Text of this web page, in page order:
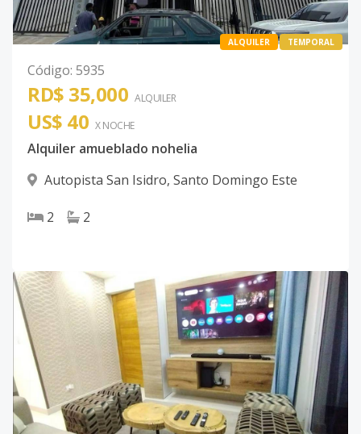
ALQUILER TEMPORAL
Código: 5935
RD$ 35,000 ALQUILER
US$ 40 X NOCHE
Alquiler amueblado nohelia
Autopista San Isidro, Santo Domingo Este
2 2